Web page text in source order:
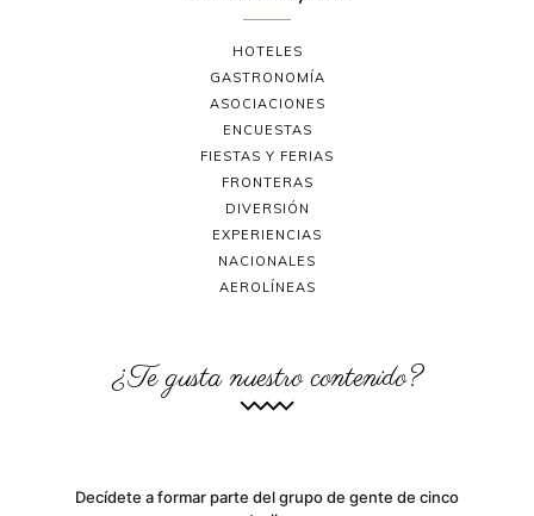
HOTELES
GASTRONOMÍA
ASOCIACIONES
ENCUESTAS
FIESTAS Y FERIAS
FRONTERAS
DIVERSIÓN
EXPERIENCIAS
NACIONALES
AEROLÍNEAS
¿Te gusta nuestro contenido?
Decídete a formar parte del grupo de gente de cinco